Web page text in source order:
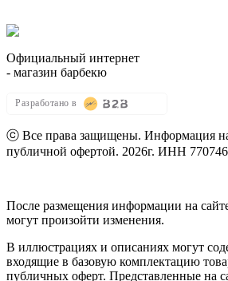
Официальный интернет
- магазин барбекю
Разработано в
ⓒ Все права защищены. Информация на
публичной офертой. 2026г. ИНН
После размещения информации на
могут произойти изменения.
В иллюстрациях и описаниях могут
входящие в базовую комплектацию
публичных оферт. Представленные на